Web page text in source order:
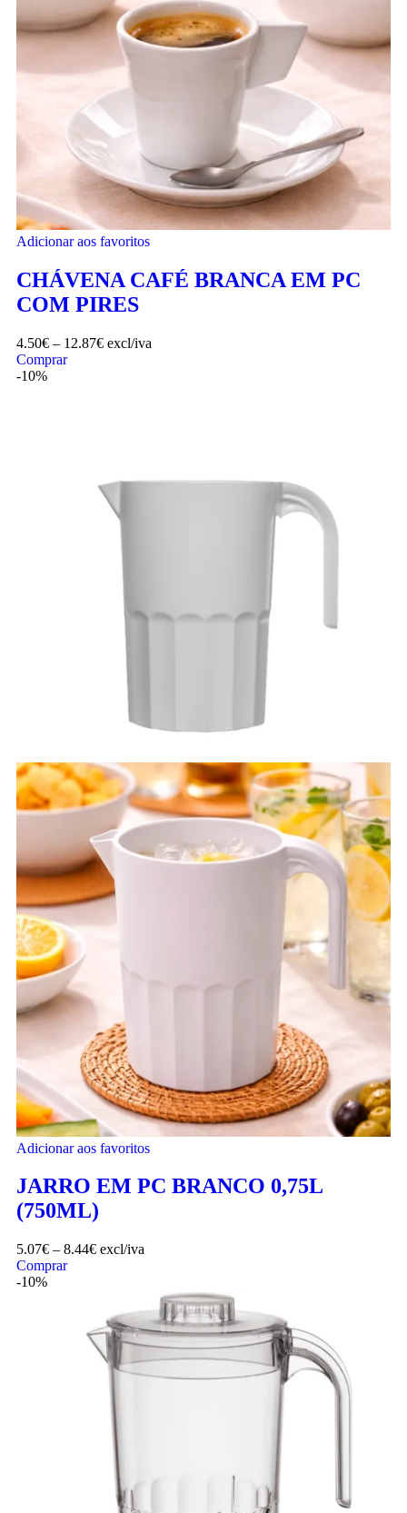
Adicionar aos favoritos
CHÁVENA CAFÉ BRANCA EM PC
COM PIRES
4.50€ – 12.87€ excl/iva
Comprar
-10%
Adicionar aos favoritos
JARRO EM PC BRANCO 0,75L
(750ML)
5.07€ – 8.44€ excl/iva
Comprar
-10%